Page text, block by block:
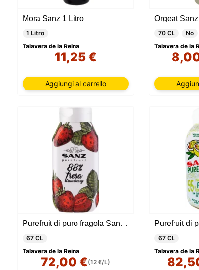
Mora Sanz 1 Litro
1 Litro
Talavera de la Reina
11,25 €
Aggiungi al carrello
Orgeat Sanz
70 CL No
Talavera de la
Purefruit di puro fragola Sanz - 6 unità
67 CL
Talavera de la Reina
72,00 €(12 €/L)
67 CL
Talavera de la